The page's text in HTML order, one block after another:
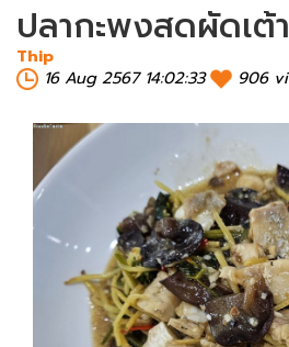
ปลากะพงสดผัดเต้
Thip
16 Aug 2567 14:02:33
906